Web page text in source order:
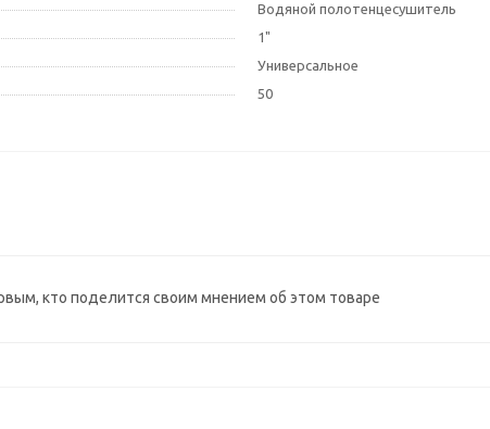
Водяной полотенцесушитель
1"
Универсальное
50
кто поделится своим мнением об этом товаре